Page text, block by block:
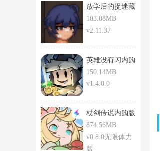
放学后的捉迷藏
103.08MB
v2.11.37
英雄没有闪内购
版
150.14MB
v1.4.0.0
杖剑传说内购版
无限资源
874.56MB
v0.8.0无限体力
版